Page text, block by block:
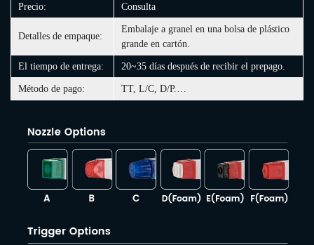
Precio: Consulta
Detalles de empaque:
Embalaje a granel en una bolsa de plástico
grande en cartón.
El tiempo de entrega: 20~35 días después de recibir el prepago.
Método de pago: TT, L/C, D/P.…